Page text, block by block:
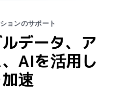
ョンのサポート
データ、ア
AIを活用し
速
ン全体のレ
視性の構築
約することで、サプライチェー
包括的なプ
成
タ、非構造化データ、半構造化
ダンケアの
用してリスクの高い患者集団
によるプロ
チとスケー